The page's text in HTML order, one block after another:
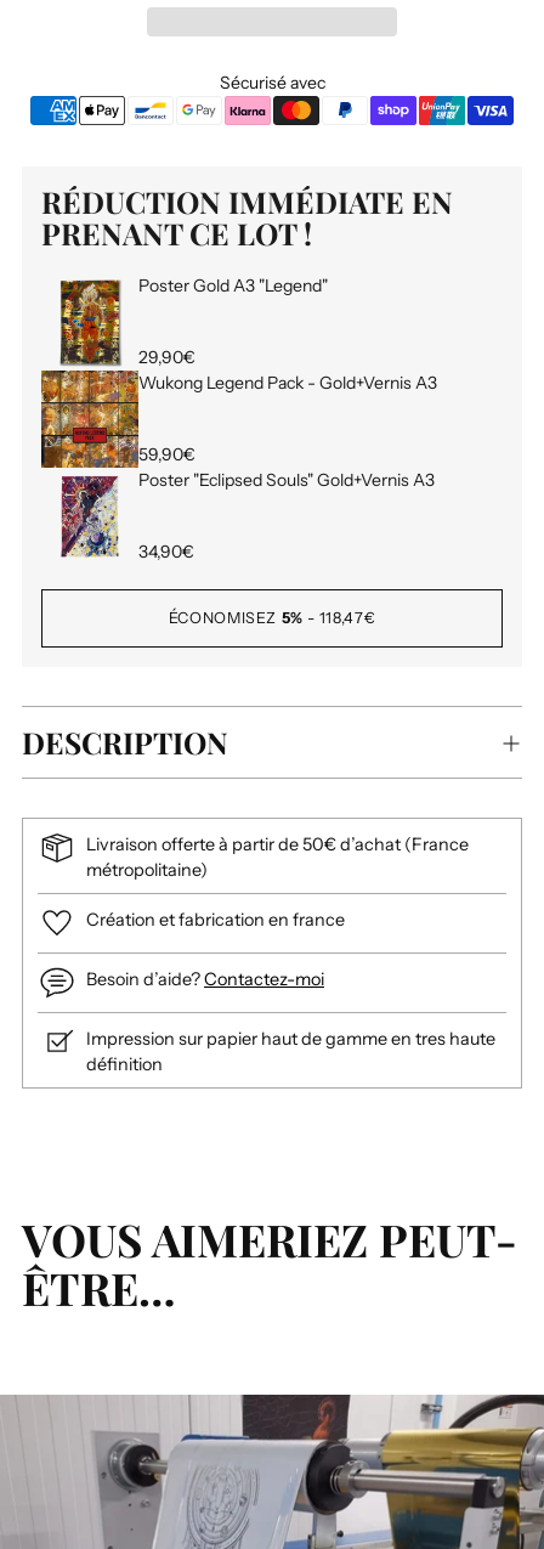
Sécurisé avec
RÉDUCTION IMMÉDIATE EN
PRENANT CE LOT !
Poster Gold A3 "Legend"
29,90€
Wukong Legend Pack - Gold+Vernis A3
59,90€
Poster "Eclipsed Souls" Gold+Vernis A3
34,90€
ÉCONOMISEZ 5% - 118,47€
DESCRIPTION
Livraison offerte à partir de 50€ d’achat (France
métropolitaine)
Création et fabrication en france
Besoin d’aide?Contactez-moi
Impression sur papier haut de gamme en tres haute
définition
votre
panier
VOUS AIMERIEZ PEUT-
ÊTRE…